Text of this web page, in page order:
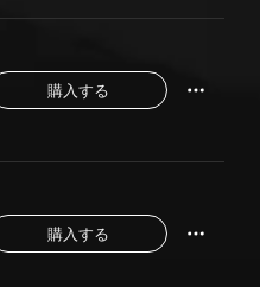
購入する
購入する